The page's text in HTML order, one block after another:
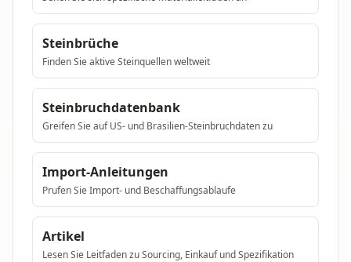
Steinbrüche
Finden Sie aktive Steinquellen weltweit
Steinbruchdatenbank
Greifen Sie auf US- und Brasilien-Steinbruchdaten zu
Import-Anleitungen
Prufen Sie Import- und Beschaffungsablaufe
Artikel
Lesen Sie Leitfaden zu Sourcing, Einkauf und Spezifikation